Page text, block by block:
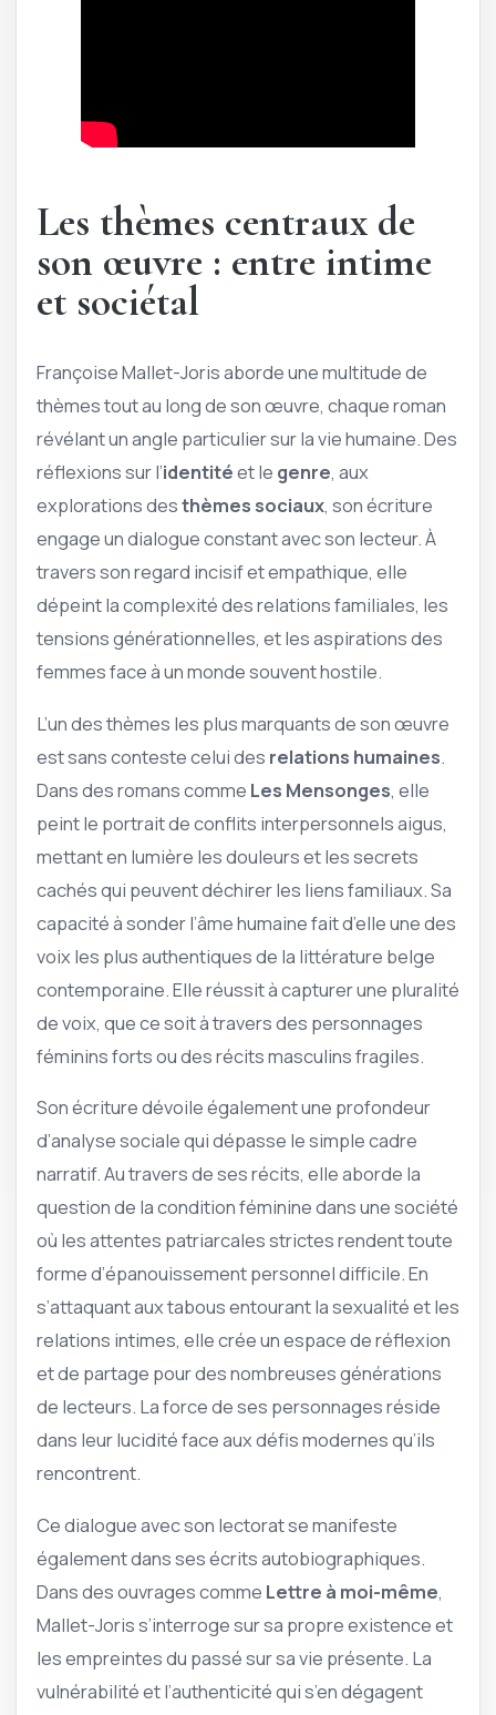
Les thèmes centraux de
son œuvre : entre intime
et sociétal
Françoise Mallet-Joris aborde une multitude de
thèmes tout au long de son œuvre, chaque roman
révélant un angle particulier sur la vie humaine. Des
réflexions sur l’identitéet le genre, aux
explorations desthèmes sociaux, son écriture
engage un dialogue constant avec son lecteur. À
travers son regard incisif et empathique, elle
dépeint la complexité des relations familiales, les
tensions générationnelles, et les aspirations des
femmes face à un monde souvent hostile.
L’un des thèmes les plus marquants de son œuvre
est sans conteste celui des relations humaines.
Dans des romans comme Les Mensonges, elle
peint le portrait de conflits interpersonnels aigus,
mettant en lumière les douleurs et les secrets
cachés qui peuvent déchirer les liens familiaux. Sa
capacité à sonder l’âme humaine fait d’elle une des
voix les plus authentiques de la littérature belge
contemporaine. Elle réussit à capturer une pluralité
de voix, que ce soit à travers des personnages
féminins forts ou des récits masculins fragiles.
Son écriture dévoile également une profondeur
d’analyse sociale qui dépasse le simple cadre
narratif. Au travers de ses récits, elle aborde la
question de la condition féminine dans une société
où les attentes patriarcales strictes rendent toute
forme d’épanouissement personnel difficile. En
s’attaquant aux tabous entourant la sexualité et les
relations intimes, elle crée un espace de réflexion
et de partage pour des nombreuses générations
de lecteurs. La force de ses personnages réside
dans leur lucidité face aux défis modernes qu’ils
rencontrent.
Ce dialogue avec son lectorat se manifeste
également dans ses écrits autobiographiques.
Dans des ouvrages comme Lettre à moi-même,
Mallet-Joris s’interroge sur sa propre existence et
les empreintes du passé sur sa vie présente. La
vulnérabilité et l’authenticité qui s’en dégagent